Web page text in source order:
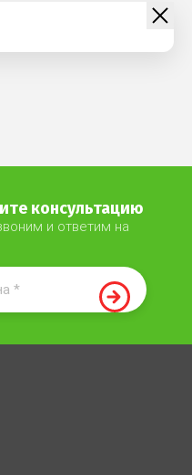
консультацию
и ответим на